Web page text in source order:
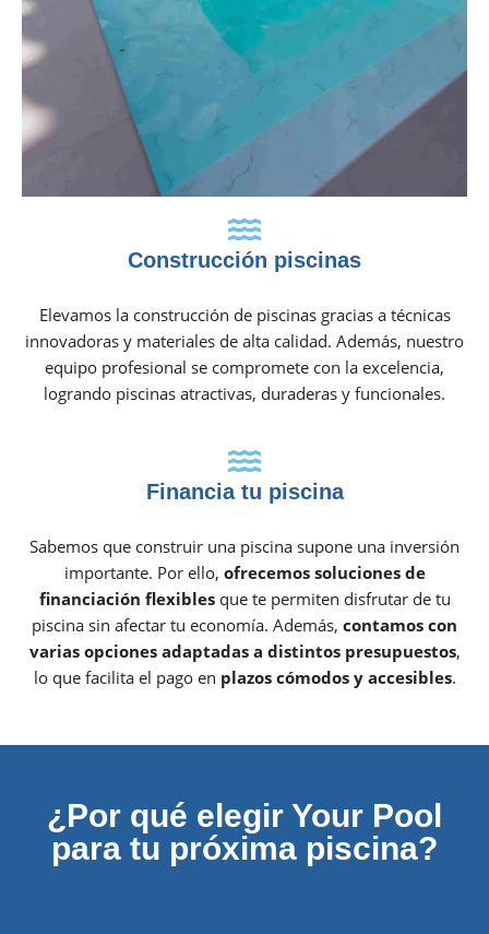
Construcción piscinas
Elevamos la construcción de piscinas gracias a técnicas
innovadoras y materiales de alta calidad. Además, nuestro
equipo profesional se compromete con la excelencia,
logrando piscinas atractivas, duraderas y funcionales.
Financia tu piscina
Sabemos que construir una piscina supone una inversión
importante. Por ello, ofrecemos soluciones de
financiación flexiblesque te permiten disfrutar de tu
piscina sin afectar tu economía. Además, contamos con
varias opciones adaptadas a distintos presupuestos,
lo que facilita el pago en plazos cómodos y accesibles.
¿Por qué elegir Your Pool
para tu próxima piscina?